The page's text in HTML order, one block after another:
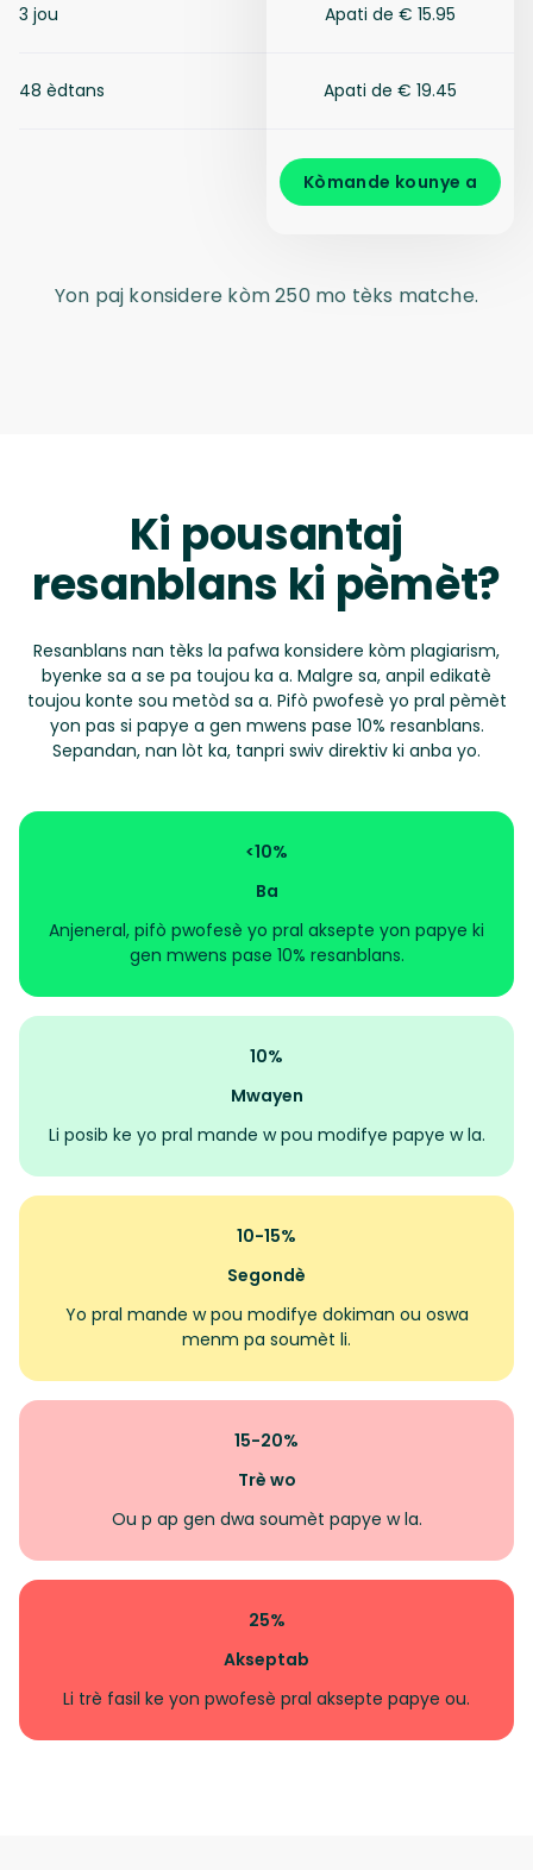
3 jou
48 èdtans
Apati de € 15.95
Apati de € 19.45
Kòmande kounye a
Yon paj konsidere kòm 250 mo tèks matche.
Ki pousantaj
resanblans ki pèmèt?
Resanblans nan tèks la pafwa konsidere kòm plagiarism,
byenke sa a se pa toujou ka a. Malgre sa, anpil edikatè
toujou konte sou metòd sa a. Pifò pwofesè yo pral pèmèt
yon pas si papye a gen mwens pase 10% resanblans.
Sepandan, nan lòt ka, tanpri swiv direktiv ki anba yo.
<10%
Ba
Anjeneral, pifò pwofesè yo pral aksepte yon papye ki
gen mwens pase 10% resanblans.
10%
Mwayen
Li posib ke yo pral mande w pou modifye papye w la.
10-15%
Segondè
Yo pral mande w pou modifye dokiman ou oswa
menm pa soumèt li.
15-20%
Trè wo
Ou p ap gen dwa soumèt papye w la.
25%
Akseptab
Li trè fasil ke yon pwofesè pral aksepte papye ou.